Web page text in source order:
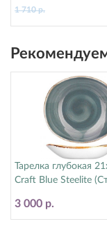
1 710 р.
Тарелка глубокая
Craft Blue Steelite
3 000 р.